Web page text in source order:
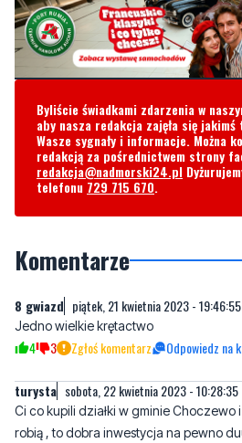
Byliście świadkami zdarzenia w
aby nasza redakcja zajęła się jakimś
Wasze sygnały i informacje. Można
redakcją za pośrednictwem strony
redakcja@nadmorski24.pl
telefonu 729 715 670.
Komentarze
8 gwiazd piątek, 21 kwietnia 2023 - 19:46:55
Jedno wielkie krętactwo
4 3 Zgłoś komentarz Odpowiedz na
turysta sobota, 22 kwietnia 2023 - 10:28:35
Ci co kupili działki w gminie
robią , to dobra inwestycja na pewno